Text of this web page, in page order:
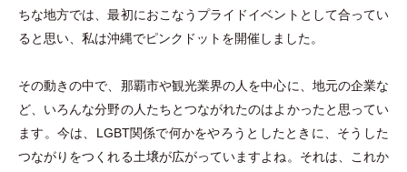
ちな地方では、最初におこなうプライドイベントとして合ってい
ると思い、私は沖縄でピンクドットを開催しました。
その動きの中で、那覇市や観光業界の人を中心に、地元の企業な
ど、いろんな分野の人たちとつながれたのはよかったと思ってい
ます。今は、LGBT関係で何かをやろうとしたときに、そうした
つながりをつくれる土壌が広がっていますよね。それは、これか